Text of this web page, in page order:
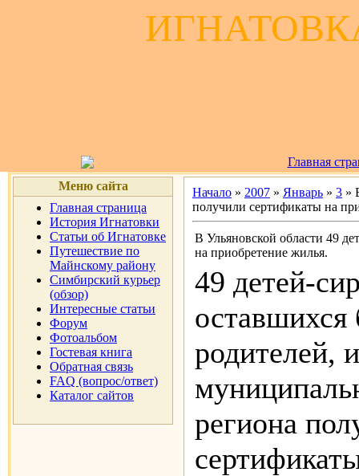
Главная
Меню сайта
Главная страница
История Игнатовки
Статьи об Игнатовке
Путешествие по
Майнскому району
Симбирский курьер
(обзор)
Интересные статьи
Форум
Фотоальбом
Гостевая книга
Обратная связь
FAQ (вопрос/ответ)
Каталог сайтов
Начало » 2007 » Январь » 3 »
получили сертификаты на
В Ульяновской области 49
на приобретение жилья.
49 детей-
оставшихся
родителей,
региона